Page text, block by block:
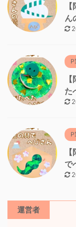
ん
P
た
P
で
運営者